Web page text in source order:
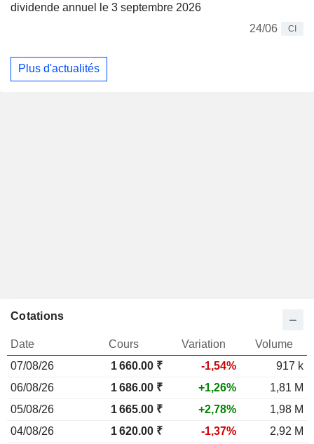
dividende annuel le 3 septembre 2026
24/06
CI
Plus d'actualités
Cotations
Date Cours Variation
Volume
07/08/26
1 660.00 ₹ -1,54%
917 k
06/08/26
1 686.00 ₹ +1,26%
1,81 M
05/08/26
1 665.00 ₹ +2,78%
1,98 M
04/08/26
1 620.00 ₹ -1,37%
2,92 M